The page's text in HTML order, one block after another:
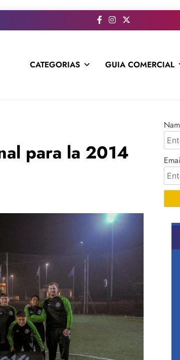
CATEGORIAS GUIA COMERCIAL
para la 2014